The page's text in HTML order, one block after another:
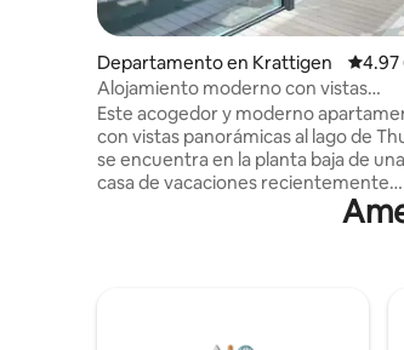
Departamento en Krattigen
4.97
Alojamiento moderno con vistas
panorámicas al lago de Thun
Este acogedor y moderno
con vistas panorámicas al lago de
se encuentra en la planta baja de una
casa de vacaciones recientemente
renovada. Se encuentra en una zona
tranquila del pueblo y es el punto de
panorámico (varios descuentos) En